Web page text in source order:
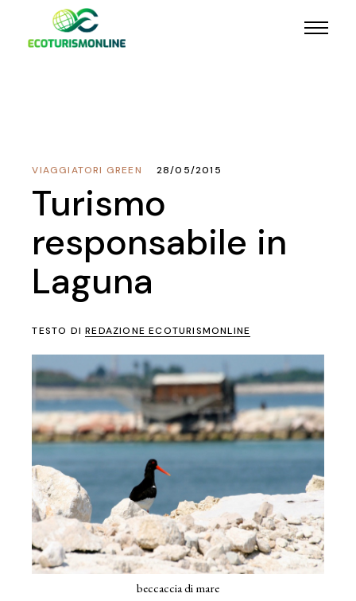
VIAGGIATORI GREEN 28/05/2015
Turismo
responsabile in
Laguna
TESTO DIREDAZIONE ECOTURISMONLINE
beccaccia di mare